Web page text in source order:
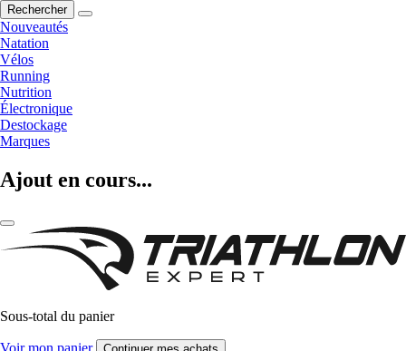
Rechercher
Nouveautés
Natation
Vélos
Running
Nutrition
Électronique
Destockage
Marques
Ajout en cours...
Sous-total du panier
Voir mon panier